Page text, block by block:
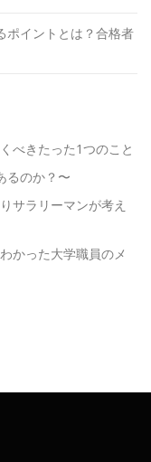
ポイントとは？合格者
べきたった1つのこと
るのか？〜
サラリーマンが考え
かった大学職員のメ